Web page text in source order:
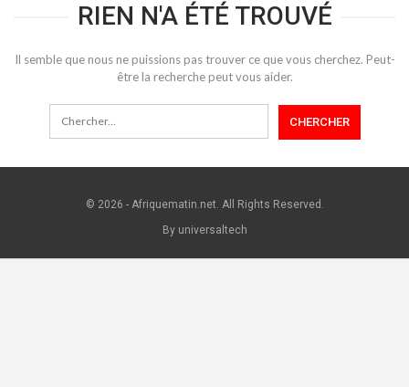
RIEN N'A ÉTÉ TROUVÉ
Il semble que nous ne puissions pas trouver ce que vous cherchez. Peut-
être la recherche peut vous aider.
© 2026 - Afriquematin.net. All Rights Reserved.
By universaltech